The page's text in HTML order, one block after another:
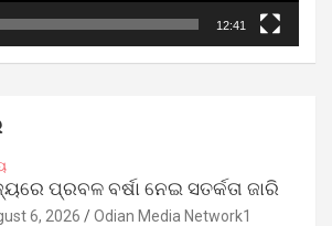
12:41
ପ୍ରବଳ ବର୍ଷା ନେଇ ସତର୍କତା ଜାରି
6, 2026 Odian Media Network1